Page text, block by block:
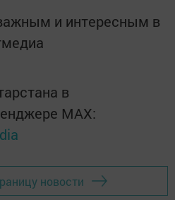
и интересным в
в
MАХ:
новости